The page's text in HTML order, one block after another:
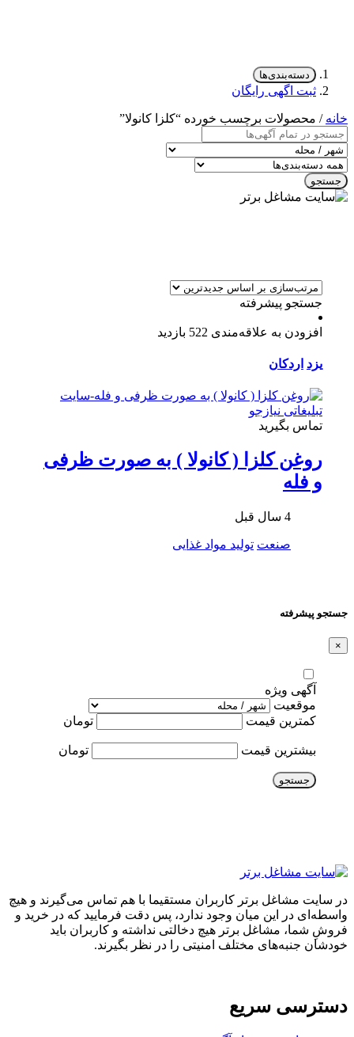
دسته‌بندی‌ها
ثبت اگهی رایگان
خانه / محصولات برچسب خورده “کلزا کانولا”
جستجو
جستجو پیشرفته
افزودن به علاقه‌مندی 522 بازدید
یزد اردکان
تماس بگیرید
روغن کلزا ( کانولا ) به صورت ظرفی
و فله
4 سال قبل
صنعت تولید مواد غذایی
جستجو پیشرفته
×
آگهی ویژه
موقعیت
کمترین قیمت
تومان
بیشترین قیمت تومان
جستجو
در سایت مشاغل برتر کاربران مستقیما با هم تماس می‌گیرند و هیچ
واسطه‌ای در این میان وجود ندارد، پس دقت فرمایید که در خرید و
فروشِ شما، مشاغل برتر هیچ دخالتی نداشته و کاربران باید
خودشان جنبه‌های مختلف امنیتی را در نظر بگیرند.
دسترسی سریع